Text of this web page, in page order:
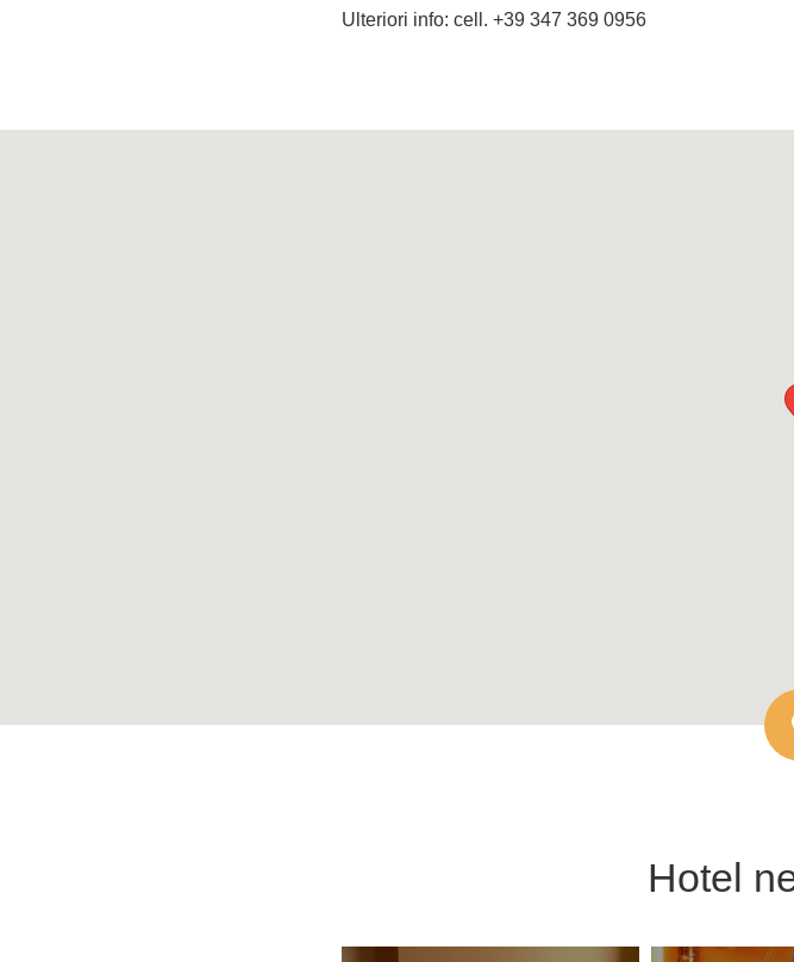
Ulteriori info: cell. +39 347 369 0956
Hotel